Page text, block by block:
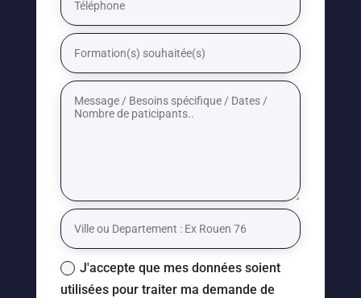
J'accepte que mes données soient
utilisées pour traiter ma demande de